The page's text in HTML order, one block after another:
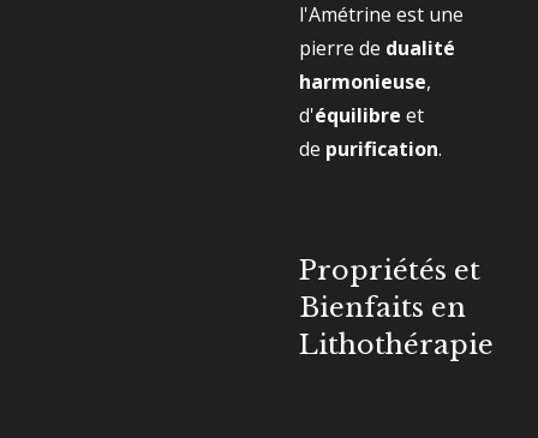
l'Amétrine est une
pierre de dualité
harmonieuse,
d'équilibre et
de purification.
Propriétés et
Bienfaits en
Lithothérapie